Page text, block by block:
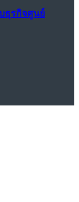
ธุรกิจศูนย์